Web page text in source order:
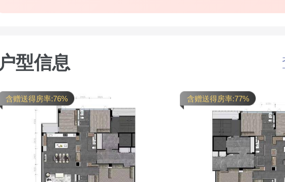
户型信息
含赠送得房率:76% 含赠送得房率:77%